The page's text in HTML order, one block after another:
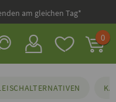
am gleichen Tag*
0